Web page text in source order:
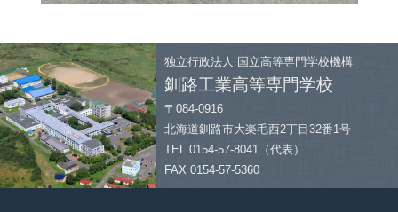
独立行政法人 国立高等専門学校機構
釧路工業高等専門学校
〒084-0916
北海道釧路市大楽毛西2丁目32番1号
TEL 0154-57-8041（代表）
FAX 0154-57-5360